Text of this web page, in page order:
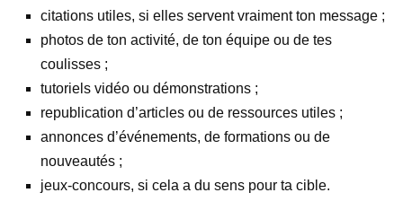
citations utiles, si elles servent vraiment ton message ;
photos de ton activité, de ton équipe ou de tes
coulisses ;
tutoriels vidéo ou démonstrations ;
republication d’articles ou de ressources utiles ;
annonces d’événements, de formations ou de
nouveautés ;
jeux-concours, si cela a du sens pour ta cible.